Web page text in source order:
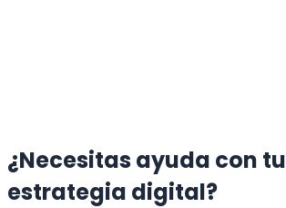
¿Necesitas ayuda con tu
estrategia digital?